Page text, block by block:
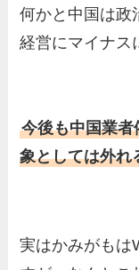
何かと中国は政
経営にマイナス
今後も中国業
象としては外れ
実はかみがもは